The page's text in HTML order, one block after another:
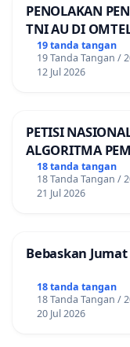
PENOLAKAN
TNI AU DI
LAUT,
19 tanda tangan
19 Tanda Tangan /
12 Jul 2026
PETISI
ALGORITMA
ONLINE
18 tanda tangan
18 Tanda Tangan /
21 Jul 2026
Bebaskan
18 tanda tangan
18 Tanda Tangan /
20 Jul 2026